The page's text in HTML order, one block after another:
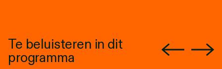
Te beluisteren in dit
programma